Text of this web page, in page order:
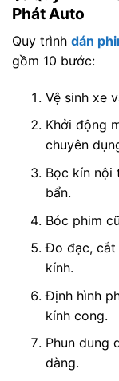
Phát Auto
Quy trình dán
gồm 10 bước:
Vệ sinh xe
Khởi động
chuyên
Bọc kín nội
bẩn.
Bóc phim
Đo đạc, cắt
kính.
Định hình
kính cong.
Phun dung
dàng.